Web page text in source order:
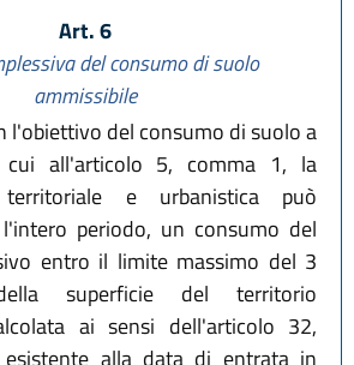
Art. 6
del consumo di suolo
ammissibile
l'obiettivo del consumo di suolo a
all'articolo 5, comma 1, la
territoriale e urbanistica può
periodo, un consumo del
entro il limite massimo del 3
superficie del territorio
ai sensi dell'articolo 32,
alla data di entrata in